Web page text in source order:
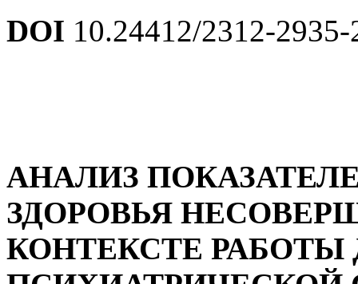
DOI 10.24412/2312-
АНАЛИЗ
ЗДОРОВЬЯ
КОНТЕКСТЕ РАБОТЫ